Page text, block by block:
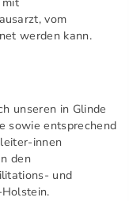
vom
werden kann.
unseren in Glinde
sowie entsprechend
innen
den
und